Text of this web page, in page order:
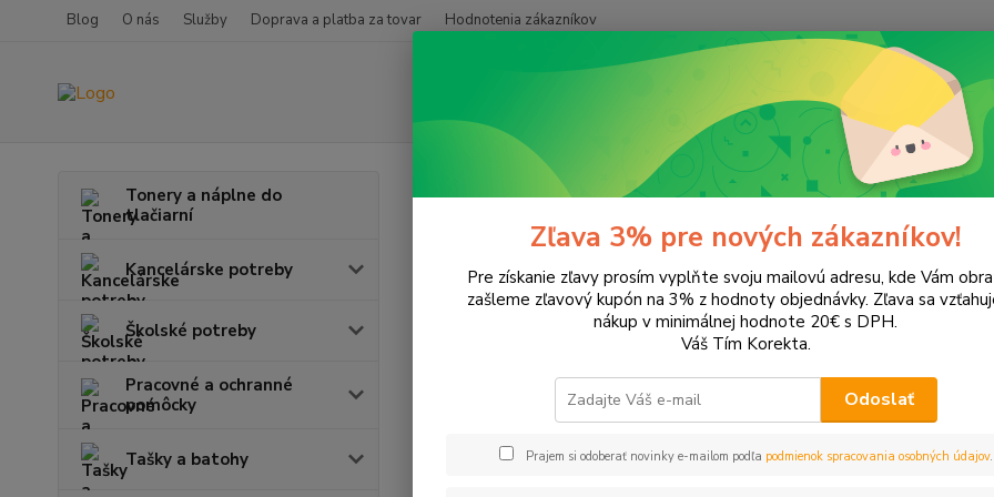
Blog O nás Služby Doprava a platba za tovar Hodnotenia zákazníkov
Tonery a náplne do
tlačiarní
Kancelárske potreby
Školské potreby
Pracovné a ochranné
pomôcky
Tašky a batohy
Tonery a náplne do tlačiarní EPSON Stylus Office BX320W
Stylus Office BX320W
Upresniť parametre
EUR Od
Zľava 3% pre nových zákazníkov!
Pre získanie zľavy prosím vyplňte svoju mailovú adresu, kde Vám
zašleme zľavový kupón na 3% z hodnoty objednávky. Zľava sa
nákup v minimálnej hodnote 20€ s DPH.
Váš Tím Korekta.
Odoslať
Prajem si odoberať novinky e-mailom podľa podmienok spracovania osobných údajov.